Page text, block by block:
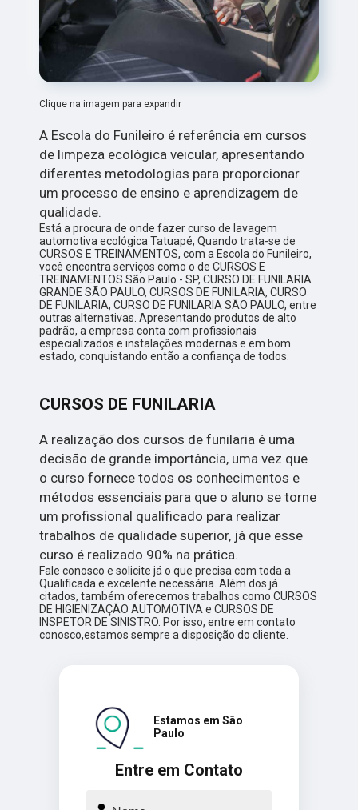
Clique na imagem para expandir
A Escola do Funileiro é referência em cursos
de limpeza ecológica veicular, apresentando
diferentes metodologias para proporcionar
um processo de ensino e aprendizagem de
qualidade.
Está a procura de onde fazer curso de lavagem
automotiva ecológica Tatuapé, Quando trata-se de
CURSOS E TREINAMENTOS, com a Escola do Funileiro,
você encontra serviços como o de CURSOS E
TREINAMENTOS São Paulo - SP, CURSO DE FUNILARIA
GRANDE SÃO PAULO, CURSOS DE FUNILARIA, CURSO
DE FUNILARIA, CURSO DE FUNILARIA SÃO PAULO, entre
outras alternativas. Apresentando produtos de alto
padrão, a empresa conta com profissionais
especializados e instalações modernas e em bom
estado, conquistando então a confiança de todos.
CURSOS DE FUNILARIA
A realização dos cursos de funilaria é uma
decisão de grande importância, uma vez que
o curso fornece todos os conhecimentos e
métodos essenciais para que o aluno se torne
um profissional qualificado para realizar
trabalhos de qualidade superior, já que esse
curso é realizado 90% na prática.
Fale conosco e solicite já o que precisa com toda a
Qualificada e excelente necessária. Além dos já
citados, também oferecemos trabalhos como CURSOS
DE HIGIENIZAÇÃO AUTOMOTIVA e CURSOS DE
INSPETOR DE SINISTRO. Por isso, entre em contato
conosco,estamos sempre a disposição do cliente.
Entre em Contato
Estamos em São
Paulo